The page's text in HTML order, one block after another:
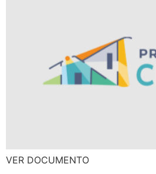
VER DOCUMENTO